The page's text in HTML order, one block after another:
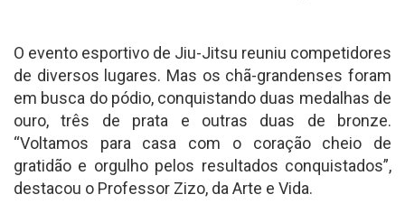
O evento esportivo de Jiu-Jitsu reuniu competidores
de diversos lugares. Mas os chã-grandenses foram
em busca do pódio, conquistando duas medalhas de
ouro, três de prata e outras duas de bronze.
“Voltamos para casa com o coração cheio de
gratidão e orgulho pelos resultados conquistados”,
destacou o Professor Zizo, da Arte e Vida.